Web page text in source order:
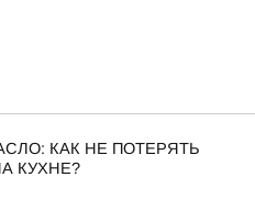
КАК НЕ ПОТЕРЯТЬ
КУХНЕ?